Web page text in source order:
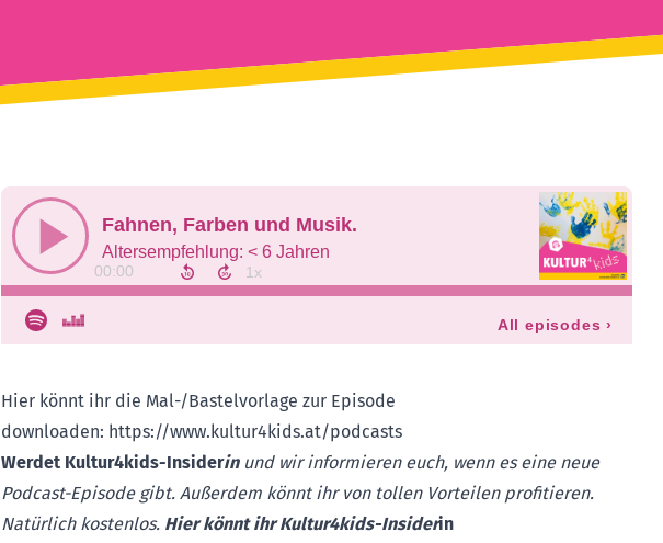
Hier könnt ihr die Mal-/Bastelvorlage zur Episode
downloaden: https://www.kultur4kids.at/podcasts
Werdet Kultur4kids-Insiderin und wir informieren euch, wenn es eine neue
Podcast-Episode gibt. Außerdem könnt ihr von tollen Vorteilen profitieren.
Natürlich kostenlos. Hier könnt ihr Kultur4kids-Insiderin